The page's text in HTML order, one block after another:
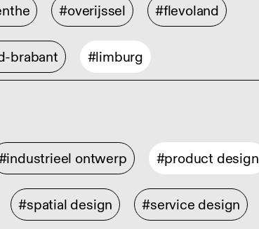
#overijssel #flevoland
brabant #limburg
ontwerp #product design
#spatial design #service design